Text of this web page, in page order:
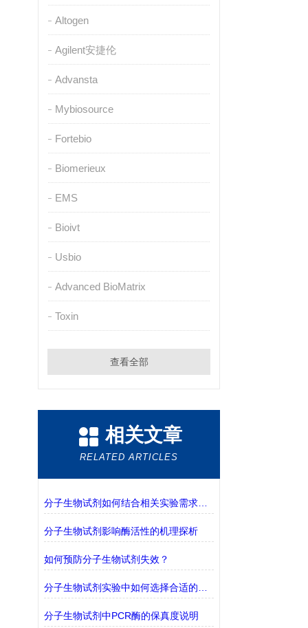
Altogen
Agilent安捷伦
Advansta
Mybiosource
Fortebio
Biomerieux
EMS
Bioivt
Usbio
Advanced BioMatrix
Toxin
查看全部
相关文章
RELATED ARTICLES
分子生物试剂如何结合相关实验需求进行选择？
分子生物试剂影响酶活性的机理探析
如何预防分子生物试剂失效？
分子生物试剂中PCR酶的保真度说明